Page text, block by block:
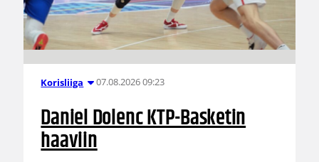
Korisliiga 07.08.2026 09:23
Daniel Dolenc KTP-Basketin
haaviin